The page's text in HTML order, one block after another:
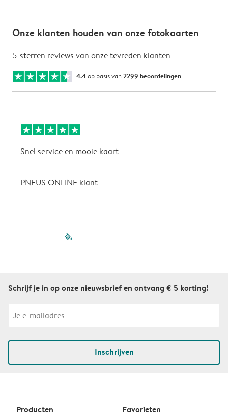
Onze klanten houden van onze fotokaarten
5-sterren reviews van onze tevreden klanten
4.4op basis van 2299 beoordelingen
Snel service en mooie kaart
PNEUS ONLINE klant
filled-pagination
Schrijf je in op onze nieuwsbrief en ontvang € 5 korting!
Inschrijven
Producten Favorieten